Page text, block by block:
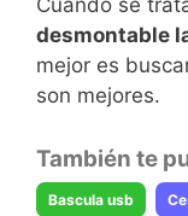
Cuando se
desmontable
mejor es
son mejores.
También te
Bascula usb